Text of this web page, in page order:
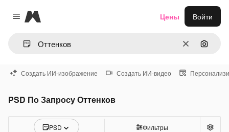
Close menu
Magnific
ОчиститьПоиск
Цены Войти
Создать ИИ-изображение Создать ИИ-видео
PSD По Запросу Оттенков
PSD Фильтры